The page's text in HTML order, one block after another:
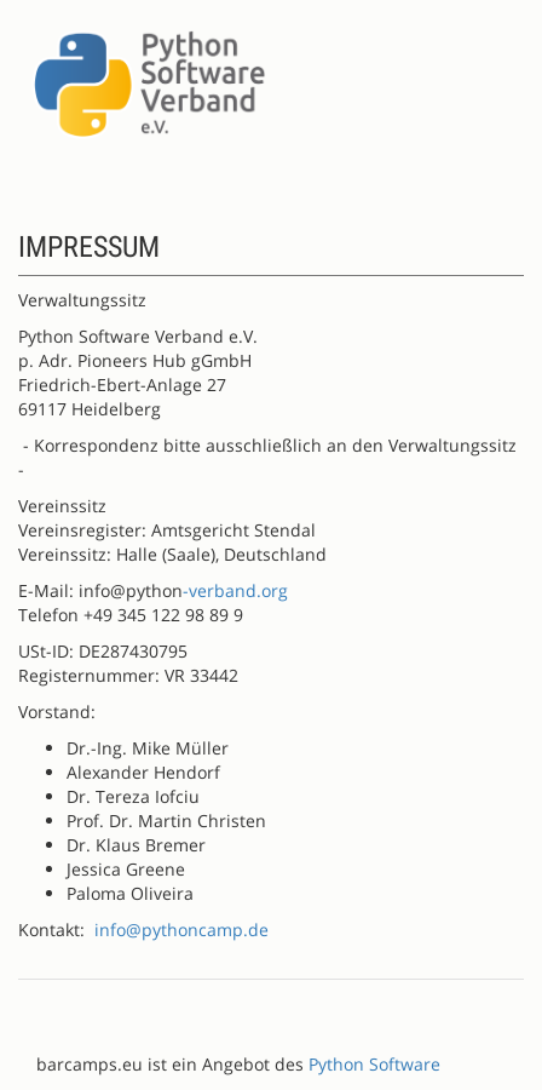
IMPRESSUM
Verwaltungssitz
Python Software Verband e.V.
p. Adr. Pioneers Hub gGmbH
Friedrich-Ebert-Anlage 27
69117 Heidelberg
- Korrespondenz bitte ausschließlich an den Verwaltungssitz
-
Vereinssitz
Vereinsregister: Amtsgericht Stendal
Vereinssitz: Halle (Saale), Deutschland
E-Mail: info@python-verband.org
Telefon +49 345 122 98 89 9
USt-ID: DE287430795
Registernummer: VR 33442
Vorstand:
Dr.-Ing. Mike Müller
Alexander Hendorf
Dr. Tereza Iofciu
Prof. Dr. Martin Christen
Dr. Klaus Bremer
Jessica Greene
Paloma Oliveira
Kontakt: info@pythoncamp.de
barcamps.eu ist ein Angebot des Python Software